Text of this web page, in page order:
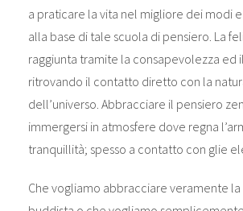
a praticare la vita nel migliore dei modi
alla base di tale scuola di pensiero. La
raggiunta tramite la consapevolezza ed
ritrovando il contatto diretto con la
dell’universo. Abbracciare il pensiero
immergersi in atmosfere dove regna
tranquillità; spesso a contatto con glie
Che vogliamo abbracciare veramente la